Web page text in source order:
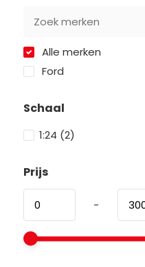
Alle merken
Ford
Schaal
1:24 (2)
Prijs
-